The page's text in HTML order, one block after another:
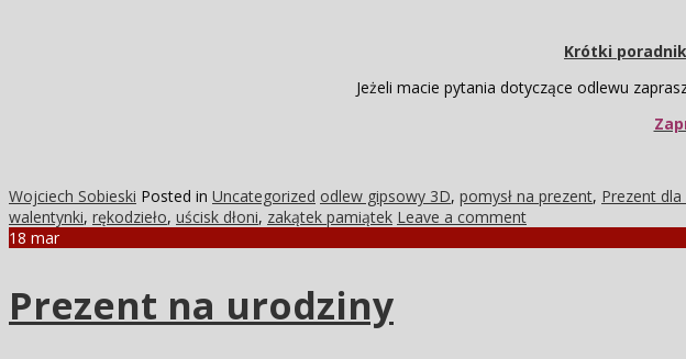
Krótki
Jeżeli macie pytania dotyczące odlewu
Wojciech Sobieski Posted in Uncategorized odlew gipsowy 3D, pomysł na prezent, Prezent
walentynki, rękodzieło, uścisk dłoni, zakątek pamiątek Leave a comment
18 mar
Prezent na urodziny